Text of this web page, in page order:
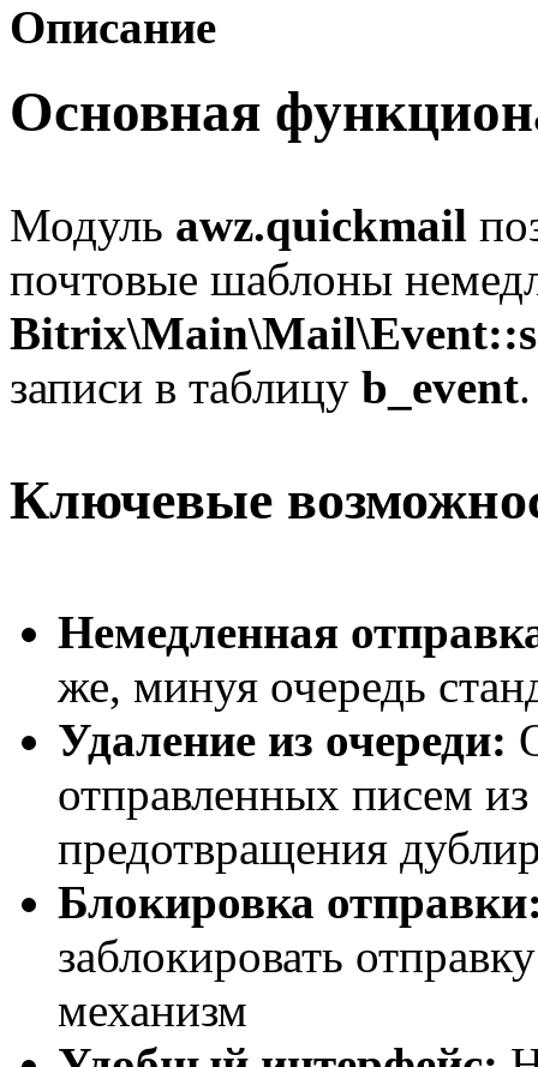
Описание
Основная
Модуль awz.quickmail
почтовые шаблоны
записи в таблицу b_event.
Ключевые
Немедленная
же, минуя очередь
Удаление из очереди:
отправленных писем
предотвращения
Блокировка
заблокировать
механизм